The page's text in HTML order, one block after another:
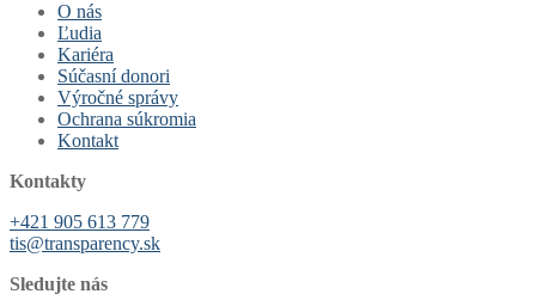
O nás
Ľudia
Kariéra
Súčasní donori
Výročné správy
Ochrana súkromia
Kontakt
Kontakty
+421 905 613 779
tis@transparency.sk
Sledujte nás